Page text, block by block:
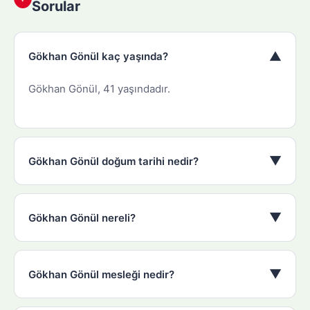
Sorular
Gökhan Gönül kaç yaşında? ▼
Gökhan Gönül, 41 yaşındadır.
Gökhan Gönül doğum tarihi nedir? ▼
Gökhan Gönül nereli? ▼
Gökhan Gönül mesleği nedir? ▼